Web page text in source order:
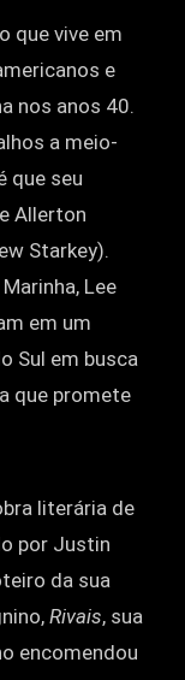
que vive em
e
nos anos 40.
a meio-
que seu
Allerton
Starkey).
Lee
em um
Sul em busca
que promete
literária de
por Justin
da sua
Rivais, sua
encomendou